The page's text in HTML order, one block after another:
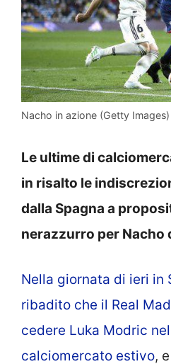
Nacho in azione (Getty Images)
Le ultime di
in risalto le
dalla Spagna a
nerazzurro per Nacho
Nella giornata di ieri in
ribadito che il Real
cedere Luka Modric
calciomercato estivo,